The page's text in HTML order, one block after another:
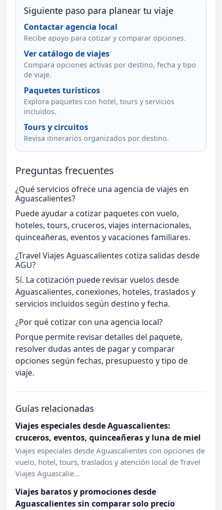
Siguiente paso para planear tu viaje
Contactar agencia local
Recibe apoyo para cotizar y comparar opciones.
Ver catálogo de viajes
Compara opciones activas por destino, fecha y tipo
de viaje.
Paquetes turísticos
Explora paquetes con hotel, tours y servicios
incluidos.
Tours y circuitos
Revisa itinerarios organizados por destino.
Preguntas frecuentes
¿Qué servicios ofrece una agencia de viajes en
Aguascalientes?
Puede ayudar a cotizar paquetes con vuelo,
hoteles, tours, cruceros, viajes internacionales,
quinceañeras, eventos y vacaciones familiares.
¿Travel Viajes Aguascalientes cotiza salidas desde
AGU?
Sí. La cotización puede revisar vuelos desde
Aguascalientes, conexiones, hoteles, traslados y
servicios incluidos según destino y fecha.
¿Por qué cotizar con una agencia local?
Porque permite revisar detalles del paquete,
resolver dudas antes de pagar y comparar
opciones según fechas, presupuesto y tipo de
viaje.
Guías relacionadas
Viajes especiales desde Aguascalientes:
cruceros, eventos, quinceañeras y luna de miel
Viajes especiales desde Aguascalientes con opciones de
vuelo, hotel, tours, traslados y atención local de Travel
Viajes Aguascalie...
Viajes baratos y promociones desde
Aguascalientes sin comparar solo precio